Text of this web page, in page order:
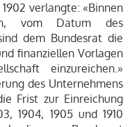
verlangte: «Binnen
vom Datum des
dem Bundesrat die
finanziellen Vorlagen
einzureichen.»
des Unternehmens
Frist zur Einreichung
1904, 1905 und 1910